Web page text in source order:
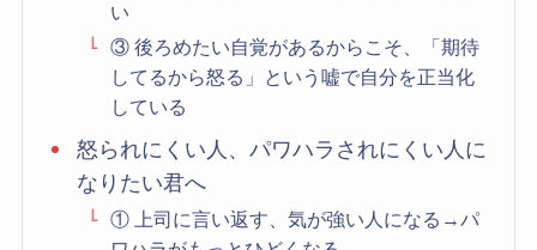
い
③ 後ろめたい自覚があるからこそ、「期待
してるから怒る」という嘘で自分を正当化
している
怒られにくい人、パワハラされにくい人に
なりたい君へ
① 上司に言い返す、気が強い人になる→パ